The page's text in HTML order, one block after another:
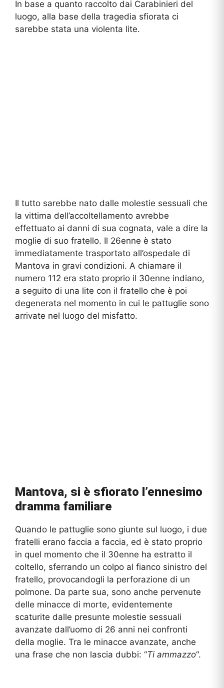
In base a quanto raccolto dai Carabinieri del
luogo, alla base della tragedia sfiorata ci
sarebbe stata una violenta lite.
Il tutto sarebbe nato dalle molestie sessuali che
la vittima dell’accoltellamento avrebbe
effettuato ai danni di sua cognata, vale a dire la
moglie di suo fratello. Il 26enne è stato
immediatamente trasportato all’ospedale di
Mantova in gravi condizioni. A chiamare il
numero 112 era stato proprio il 30enne indiano,
a seguito di una lite con il fratello che è poi
degenerata nel momento in cui le pattuglie sono
arrivate nel luogo del misfatto.
Mantova, si è sfiorato l’ennesimo
dramma familiare
Quando le pattuglie sono giunte sul luogo, i due
fratelli erano faccia a faccia, ed è stato proprio
in quel momento che il 30enne ha estratto il
coltello, sferrando un colpo al fianco sinistro del
fratello, provocandogli la perforazione di un
polmone. Da parte sua, sono anche pervenute
delle minacce di morte, evidentemente
scaturite dalle presunte molestie sessuali
avanzate dall’uomo di 26 anni nei confronti
della moglie. Tra le minacce avanzate, anche
una frase che non lascia dubbi: “Ti ammazzo“.